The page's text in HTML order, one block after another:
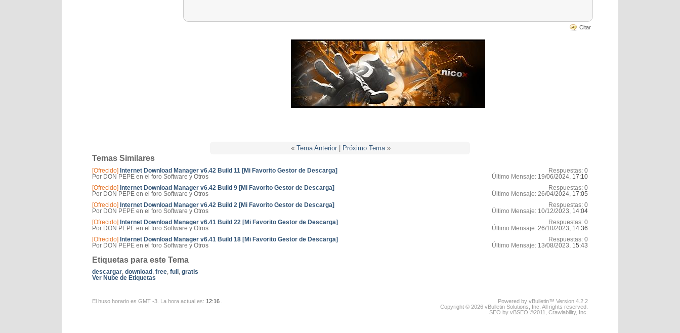
Citar
« Tema Anterior| Próximo Tema »
Temas Similares
[Ofrecido] Internet Download Manager v6.42 Build 11 [Mi Favorito Gestor de Descarga]
Por DON PEPE en el foro Software y Otros
Respuestas: 0
Último Mensaje: 19/06/2024, 17:10
[Ofrecido] Internet Download Manager v6.42 Build 9 [Mi Favorito Gestor de Descarga]
Por DON PEPE en el foro Software y Otros
Respuestas: 0
Último Mensaje: 26/04/2024, 17:05
[Ofrecido] Internet Download Manager v6.42 Build 2 [Mi Favorito Gestor de Descarga]
Por DON PEPE en el foro Software y Otros
Respuestas: 0
Último Mensaje: 10/12/2023, 14:04
[Ofrecido] Internet Download Manager v6.41 Build 22 [Mi Favorito Gestor de Descarga]
Por DON PEPE en el foro Software y Otros
Respuestas: 0
Último Mensaje: 26/10/2023, 14:36
[Ofrecido] Internet Download Manager v6.41 Build 18 [Mi Favorito Gestor de Descarga]
Por DON PEPE en el foro Software y Otros
Respuestas: 0
Último Mensaje: 13/08/2023, 15:43
Etiquetas para este Tema
descargar, download , free, full , gratis
Ver Nube de Etiquetas
El huso horario es GMT -3. La hora actual es: 12:16
Powered by vBulletin™ Version 4.2.2
Copyright © 2026 vBulletin Solutions, Inc. All rights reserved.
SEO by vBSEO ©2011, Crawlability, Inc.